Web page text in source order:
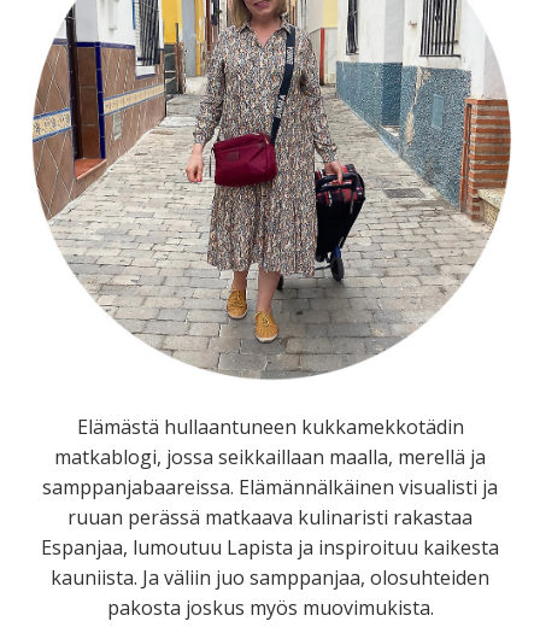
Elämästä hullaantuneen kukkamekkotädin
matkablogi, jossa seikkaillaan maalla, merellä ja
samppanjabaareissa. Elämännälkäinen visualisti ja
ruuan perässä matkaava kulinaristi rakastaa
Espanjaa, lumoutuu Lapista ja inspiroituu kaikesta
kauniista. Ja väliin juo samppanjaa, olosuhteiden
pakosta joskus myös muovimukista.